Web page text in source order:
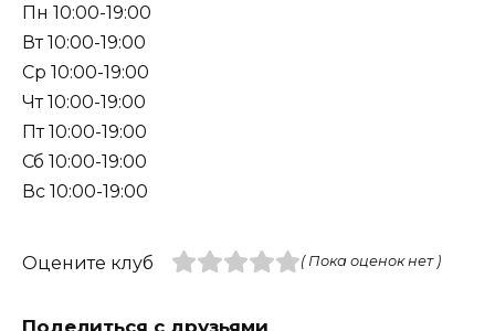
Пн 10:00-19:00
Вт 10:00-19:00
Ср 10:00-19:00
Чт 10:00-19:00
Пт 10:00-19:00
Сб 10:00-19:00
Вс 10:00-19:00
Оцените клуб ( Пока оценок нет )
Поделиться с друзьями